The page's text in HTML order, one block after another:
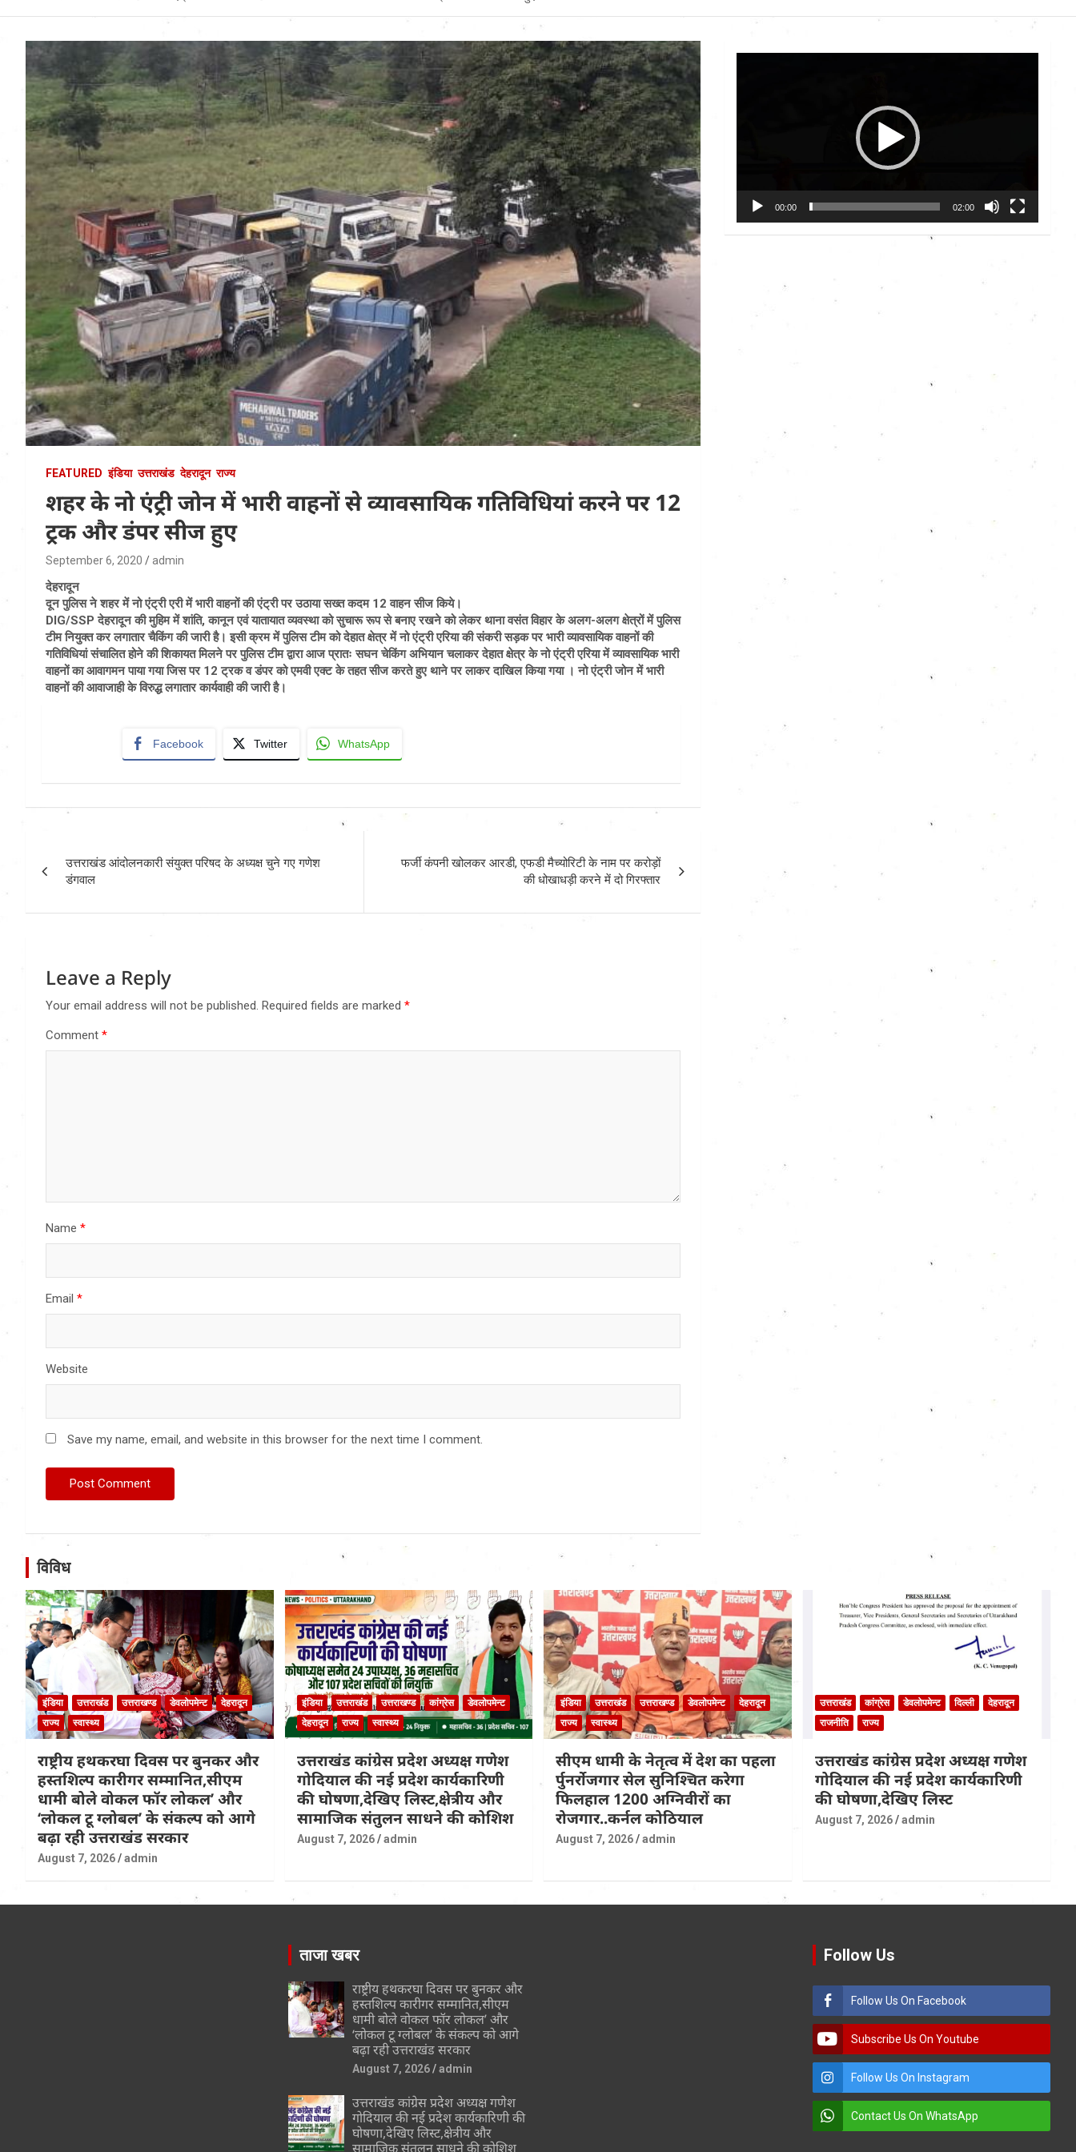
Uttarakhand News in
Hindi
FEATURED इंडिया उत्तराखंड देहरादून राज्य
शहर के नो एंट्री जोन में भारी वाहनों से व्यावसायिक गतिविधियां करने पर 12
ट्रक और डंपर सीज हुए
September 6, 2020 admin
देहरादून
दून पुलिस ने शहर में नो एंट्री एरी में भारी वाहनों की एंट्री पर उठाया सख्त कदम 12 वाहन सीज किये।
DIG/SSP देहरादून की मुहिम में शांति, कानून एवं यातायात व्यवस्था को सुचारू रूप से बनाए रखने को लेकर थाना वसंत विहार के अलग-अलग क्षेत्रों में पुलिस
टीम नियुक्त कर लगातार चैकिंग की जारी है। इसी क्रम में पुलिस टीम को देहात क्षेत्र में नो एंट्री एरिया की संकरी सड़क पर भारी व्यावसायिक वाहनों की
गतिविधियां संचालित होने की शिकायत मिलने पर पुलिस टीम द्वारा आज प्रातः सघन चेकिंग अभियान चलाकर देहात क्षेत्र के नो एंट्री एरिया में व्यावसायिक भारी
वाहनों का आवागमन पाया गया जिस पर 12 ट्रक व डंपर को एमवी एक्ट के तहत सीज करते हुए थाने पर लाकर दाखिल किया गया । नो एंट्री जोन में भारी
वाहनों की आवाजाही के विरुद्ध लगातार कार्यवाही की जारी है।
Facebook Twitter WhatsApp
navigation
उत्तराखंड आंदोलनकारी संयुक्त परिषद के अध्यक्ष चुने गए गणेश
डंगवाल
फर्जी कंपनी खोलकर आरडी, एफडी मैच्योरिटी के नाम पर करोड़ों
की धोखाधड़ी करने में दो गिरफ्तार
Leave a Reply
Your email address will not be published. Required fields are marked *
Comment *
Name *
Email *
Website
Save my name, email, and website in this browser for the next time I comment.
00:00 02:00
विविध
इंडिया उत्तराखंड उत्तराखण्ड डेवलोपमेन्ट
देहरादून
राज्य
स्वास्थ्य
राष्ट्रीय हथकरघा दिवस पर बुनकर और
हस्तशिल्प कारीगर सम्मानित,सीएम
धामी बोले वोकल फॉर लोकल’ और
‘लोकल टू ग्लोबल’ के संकल्प को आगे
बढ़ा रही उत्तराखंड सरकार
August 7, 2026 admin
इंडिया उत्तराखंड उत्तराखण्ड कांग्रेस
डेवलोपमेन्ट
देहरादून
राज्य स्वास्थ्य
उत्तराखंड कांग्रेस प्रदेश अध्यक्ष गणेश
गोदियाल की नई प्रदेश कार्यकारिणी
की घोषणा,देखिए लिस्ट,क्षेत्रीय और
सामाजिक संतुलन साधने की कोशिश
August 7, 2026 admin
इंडिया उत्तराखंड उत्तराखण्ड डेवलोपमेन्ट
देहरादून
राज्य
स्वास्थ्य
सीएम धामी के नेतृत्व में देश का पहला
र्पुनर्रोजगार सेल सुनिश्चित करेगा
फिलहाल 1200 अग्निवीरों का
रोजगार..कर्नल कोठियाल
August 7, 2026 admin
उत्तराखंड कांग्रेस डेवलोपमेन्ट दिल्ली
देहरादून
राजनीति
राज्य
उत्तराखंड कांग्रेस प्रदेश अध्यक्ष गणेश
गोदियाल की नई प्रदेश कार्यकारिणी
की घोषणा,देखिए लिस्ट
August 7, 2026 admin
ताजा खबर
राष्ट्रीय हथकरघा दिवस पर बुनकर और
हस्तशिल्प कारीगर सम्मानित,सीएम
धामी बोले वोकल फॉर लोकल’ और
‘लोकल टू ग्लोबल’ के संकल्प को आगे
बढ़ा रही उत्तराखंड सरकार
August 7, 2026 admin
उत्तराखंड कांग्रेस प्रदेश अध्यक्ष गणेश
गोदियाल की नई प्रदेश कार्यकारिणी की
घोषणा,देखिए लिस्ट,क्षेत्रीय और
सामाजिक संतुलन साधने की कोशिश
Follow Us
Follow Us On Facebook
Subscribe Us On Youtube
Follow Us On Instagram
Contact Us On WhatsApp